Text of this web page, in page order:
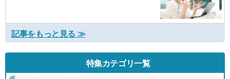
記事をもっと見る ≫
特集カテゴリ一覧